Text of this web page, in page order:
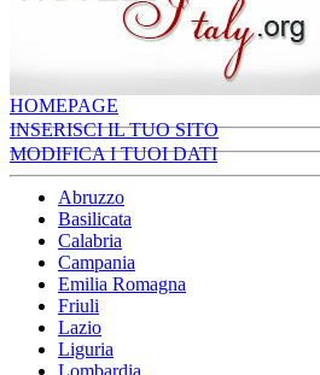
HOMEPAGE
INSERISCI IL TUO SITO
MODIFICA I TUOI DATI
Abruzzo
Basilicata
Calabria
Campania
Emilia Romagna
Friuli
Lazio
Liguria
Lombardia